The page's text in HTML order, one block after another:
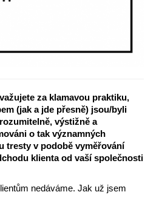
za klamavou praktiku,
(jak a jde přesně) jsou/byli
výstižně a
o tak významných
tresty v podobě vyměřování
klienta od vaší společnosti
nedáváme. Jak už jsem